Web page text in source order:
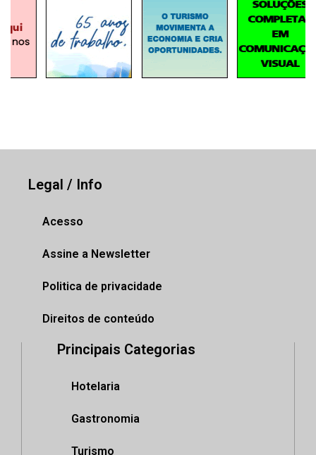
Legal / Info
Acesso
Assine a Newsletter
Politica de privacidade
Direitos de conteúdo
Principais Categorias
Hotelaria
Gastronomia
Turismo